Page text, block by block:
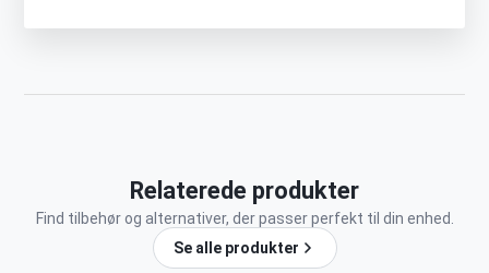
Relaterede produkter
Find tilbehør og alternativer, der passer perfekt til din enhed.
Se alle produkter